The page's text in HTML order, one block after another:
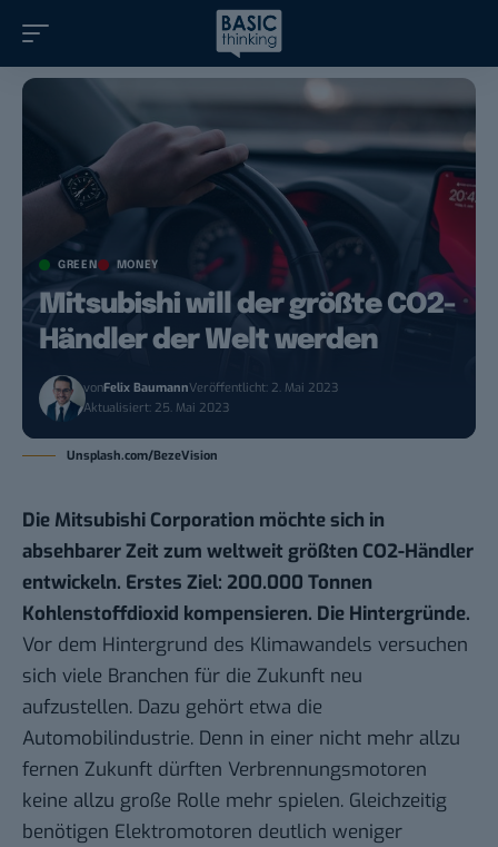
GREEN MONEY
Mitsubishi will der größte CO2-
Händler der Welt werden
vonFelix BaumannVeröffentlicht: 2. Mai 2023
Aktualisiert: 25. Mai 2023
Unsplash.com/BezeVision
Die Mitsubishi Corporation möchte sich in
absehbarer Zeit zum weltweit größten CO2-Händler
entwickeln. Erstes Ziel: 200.000 Tonnen
Kohlenstoffdioxid kompensieren. Die Hintergründe.
Vor dem Hintergrund des Klimawandels versuchen
sich viele Branchen für die Zukunft neu
aufzustellen. Dazu gehört etwa die
Automobilindustrie. Denn in einer nicht mehr allzu
fernen Zukunft dürften Verbrennungsmotoren
keine allzu große Rolle mehr spielen. Gleichzeitig
benötigen Elektromotoren deutlich weniger